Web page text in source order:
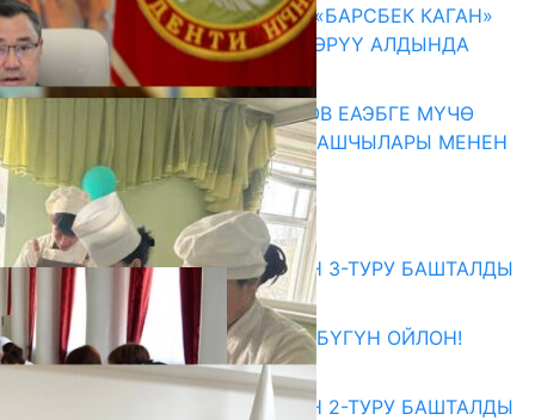
КЫРГЫЗ ТАРЫХЫ ТАСМАДА: «БАРСБЕК КАГАН»
КӨРКӨМ ТАСМАСЫ ЖАРЫК КӨРҮҮ АЛДЫНДА
07.08.2026
ПРЕЗИДЕНТ САДЫР ЖАПАРОВ ЕАЭБГЕ МҮЧӨ
МАМЛЕКЕТТЕРДИН ӨКМӨТ БАШЧЫЛАРЫ МЕНЕН
ЖОЛУГУШТУ
07.08.2026
Абитуриент
ЖОЖДОРГО КАБЫЛ АЛУУНУН 3-ТУРУ БАШТАЛДЫ
27.07.2026
ӨЗҮҢДҮН КЕЛЕЧЕГИҢ ҮЧҮН БҮГҮН ОЙЛОН!
20.07.2026
ЖОЖДОРГО КАБЫЛ АЛУУНУН 2-ТУРУ БАШТАЛДЫ